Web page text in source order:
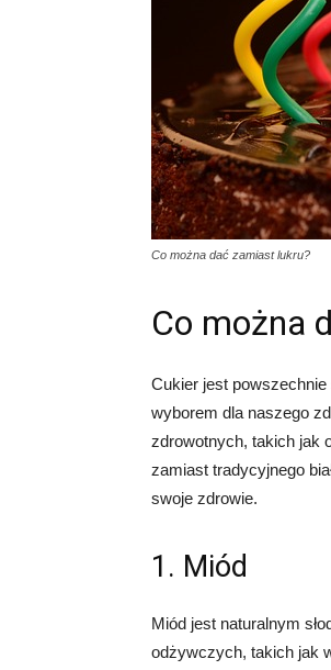
Co można dać zamiast lukru?
Co można
Cukier jest
wyborem dla naszego
zdrowotnych, takich jak
zamiast tradycyjnego
swoje zdrowie.
1. Miód
Miód jest naturalnym
odżywczych, takich jak